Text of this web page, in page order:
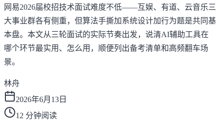
网易2026届校招技术面试难度不低——互娱、有道、云音乐三
大事业群各有侧重，但算法手撕加系统设计加行为题是共同基
本盘。本文从三轮面试的实际节奏出发，说清AI辅助工具在
哪个环节最实用、怎么用，顺便列出备考清单和高频翻车场
景。
林舟
2026年6月13日
12 分钟阅读